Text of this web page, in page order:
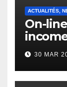
ACTUALITÉS,
On-
30 MAR